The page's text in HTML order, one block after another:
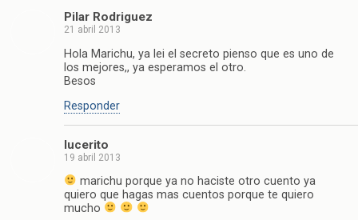
Pilar Rodriguez
21 abril 2013
Hola Marichu, ya lei el secreto pienso que es uno de
los mejores,, ya esperamos el otro.
Besos
Responder
lucerito
19 abril 2013
marichu porque ya no haciste otro cuento ya
quiero que hagas mas cuentos porque te quiero
mucho